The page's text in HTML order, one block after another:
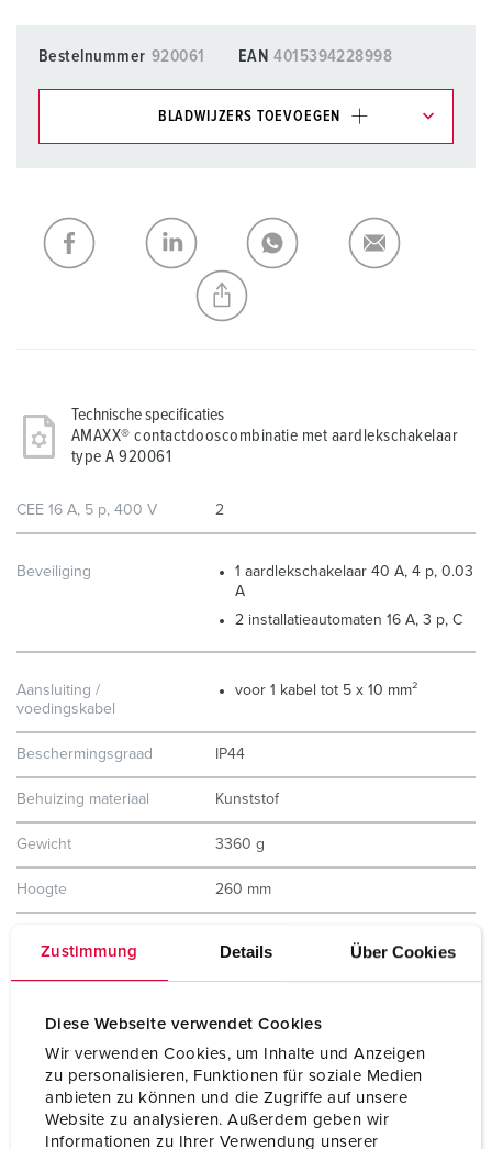
Zustimmung Details Über Cookies
Diese Webseite verwendet Cookies
Wir verwenden Cookies, um Inhalte und Anzeigen
zu personalisieren, Funktionen für soziale Medien
anbieten zu können und die Zugriffe auf unsere
Website zu analysieren. Außerdem geben wir
Informationen zu Ihrer Verwendung unserer
Bestelnummer 920061 EAN 4015394228998
BLADWIJZERS TOEVOEGEN
Mijn lijst TOEVOEGEN
NIEUW LIJST MAKEN
Technische specificaties
AMAXX® contactdooscombinatie met aardlekschakelaar
type A 920061
CEE 16 A, 5 p, 400 V 2
Beveiliging
1 aardlekschakelaar 40 A, 4 p, 0.03
A
2 installatieautomaten 16 A, 3 p, C
Aansluiting /
voedingskabel
voor 1 kabel tot 5 x 10 mm²
Beschermingsgraad IP44
Behuizing materiaal Kunststof
Gewicht 3360 g
Hoogte 260 mm
Combinatie uit voorraad D